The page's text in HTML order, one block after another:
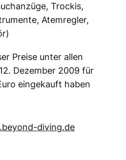
Trockis,
Atemregler,
Preise unter allen
Dezember 2009 für
eingekauft haben
diving.de